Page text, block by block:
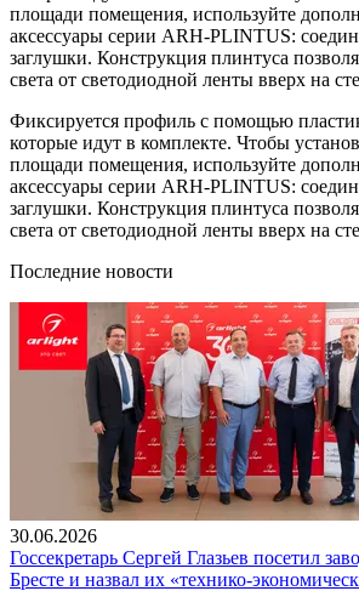
площади помещения, используйте
аксессуары серии ARH-PLINTUS:
заглушки. Конструкция плинтуса
света от светодиодной ленты вверх на
Фиксируется профиль с помощью
которые идут в комплекте. Чтобы
площади помещения, используйте
аксессуары серии ARH-PLINTUS:
заглушки. Конструкция плинтуса
света от светодиодной ленты вверх на
Последние новости
30.06.2026
Госсекретарь Сергей Глазьев посетил
Бресте и назвал их «технико-